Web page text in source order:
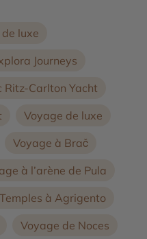
luxe
Journeys
Ritz-Carlton Yacht
Voyage de luxe
Voyage à Brač
à l’arène de Pula
à Agrigento
Voyage de Noces